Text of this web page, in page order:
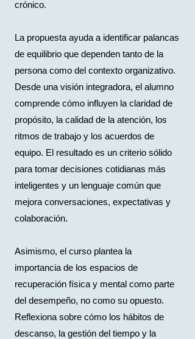
crónico.
La propuesta ayuda a identificar palancas
de equilibrio que dependen tanto de la
persona como del contexto organizativo.
Desde una visión integradora, el alumno
comprende cómo influyen la claridad de
propósito, la calidad de la atención, los
ritmos de trabajo y los acuerdos de
equipo. El resultado es un criterio sólido
para tomar decisiones cotidianas más
inteligentes y un lenguaje común que
mejora conversaciones, expectativas y
colaboración.
Asimismo, el curso plantea la
importancia de los espacios de
recuperación física y mental como parte
del desempeño, no como su opuesto.
Reflexiona sobre cómo los hábitos de
descanso, la gestión del tiempo y la